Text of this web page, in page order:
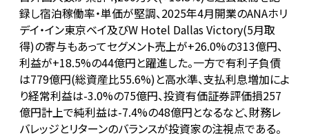
録し宿泊稼働率・単価が堅調、2025年4月開業のANAホリ
デイ・イン東京ベイ及びW Hotel Dallas Victory(5月取
得)の寄与もあってセグメント売上が+26.0%の313億円、
利益が+18.5%の44億円と躍進した。一方で有利子負債
は779億円(総資産比55.6%)と高水準、支払利息増加によ
り経常利益は-3.0%の75億円、投資有価証券評価損257
億円計上で純利益は-7.4%の48億円となるなど、財務レ
バレッジとリターンのバランスが投資家の注視点である。